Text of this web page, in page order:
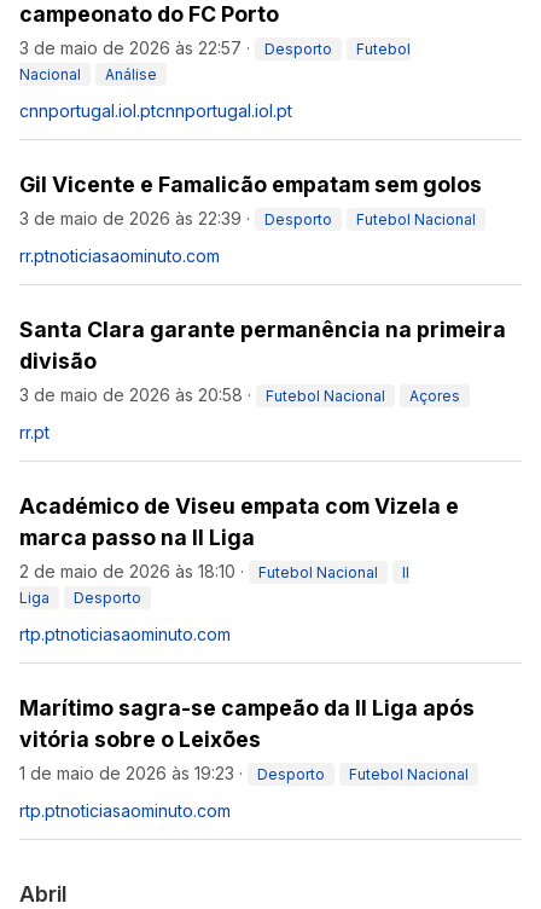
campeonato do FC Porto
3 de maio de 2026 às 22:57 · Desporto
Futebol
Nacional
Análise
cnnportugal.iol.ptcnnportugal.iol.pt
Gil Vicente e Famalicão empatam sem golos
3 de maio de 2026 às 22:39 · Desporto Futebol Nacional
rr.ptnoticiasaominuto.com
Santa Clara garante permanência na primeira
divisão
3 de maio de 2026 às 20:58 · Futebol Nacional Açores
rr.pt
Académico de Viseu empata com Vizela e
marca passo na II Liga
2 de maio de 2026 às 18:10 · Futebol Nacional
II
Liga
Desporto
rtp.ptnoticiasaominuto.com
Marítimo sagra-se campeão da II Liga após
vitória sobre o Leixões
1 de maio de 2026 às 19:23 · Desporto Futebol Nacional
rtp.ptnoticiasaominuto.com
Abril